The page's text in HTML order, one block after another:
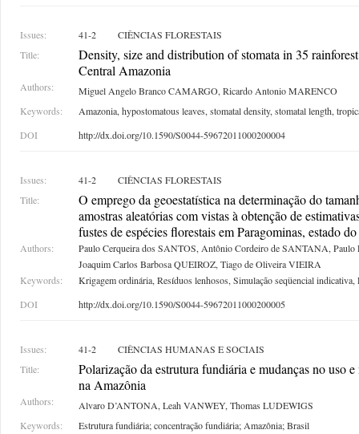
Issues: 41-2
CIÊNCIAS FLORESTAIS
Title:
Density, size and distribution of stomata in 35
Central Amazonia
Authors:
Miguel Angelo Branco CAMARGO, Ricardo Antonio MARENCO
Keywords:
Amazonia, hypostomatous leaves, stomatal density, stomatal length,
DOI
http://dx.doi.org/10.1590/S0044-59672011000200004
Issues: 41-2
CIÊNCIAS FLORESTAIS
Title:
O emprego da geoestatística na determinação do
amostras aleatórias com vistas à obtenção de
fustes de espécies florestais em Paragominas, estado
Authors:
Paulo Cerqueira dos SANTOS, Antônio Cordeiro de SANTANA, Paulo
Joaquim Carlos Barbosa QUEIROZ, Tiago de Oliveira VIEIRA
Keywords:
Krigagem ordinária, Resíduos lenhosos, Simulação seqüencial indicativa,
DOI
http://dx.doi.org/10.1590/S0044-59672011000200005
Issues: 41-2
CIÊNCIAS HUMANAS E SOCIAIS
Title:
Polarização da estrutura fundiária e mudanças no uso
na Amazônia
Authors:
Alvaro D’ANTONA, Leah VANWEY, Thomas LUDEWIGS
Keywords:
Estrutura fundiária; concentração fundiária; Amazônia; Brasil